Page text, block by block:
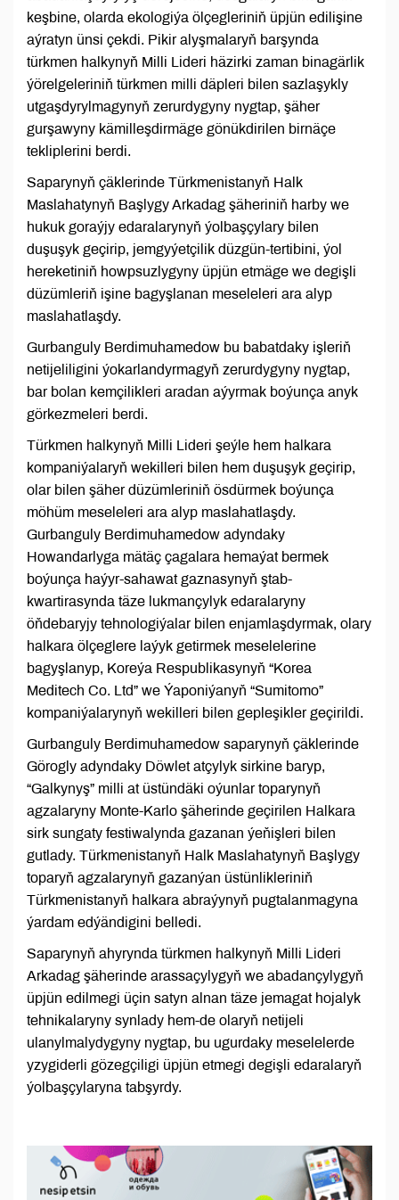
keşbine, olarda ekologiýa ölçegleriniň üpjün edilişine
aýratyn ünsi çekdi. Pikir alyşmalaryň barşynda
türkmen halkynyň Milli Lideri häzirki zaman binagärlik
ýörelgeleriniň türkmen milli däpleri bilen sazlaşykly
utgaşdyrylmagynyň zerurdygyny nygtap, şäher
gurşawyny kämilleşdirmäge gönükdirilen birnäçe
tekliplerini berdi.
Saparynyň çäklerinde Türkmenistanyň Halk
Maslahatynyň Başlygy Arkadag şäheriniň harby we
hukuk goraýjy edaralarynyň ýolbaşçylary bilen
duşuşyk geçirip, jemgyýetçilik düzgün-tertibini, ýol
hereketiniň howpsuzlygyny üpjün etmäge we degişli
düzümleriň işine bagyşlanan meseleleri ara alyp
maslahatlaşdy.
Gurbanguly Berdimuhamedow bu babatdaky işleriň
netijeliligini ýokarlandyrmagyň zerurdygyny nygtap,
bar bolan kemçilikleri aradan aýyrmak boýunça anyk
görkezmeleri berdi.
Türkmen halkynyň Milli Lideri şeýle hem halkara
kompaniýalaryň wekilleri bilen hem duşuşyk geçirip,
olar bilen şäher düzümleriniň ösdürmek boýunça
möhüm meseleleri ara alyp maslahatlaşdy.
Gurbanguly Berdimuhamedow adyndaky
Howandarlyga mätäç çagalara hemaýat bermek
boýunça haýyr-sahawat gaznasynyň ştab-
kwartirasynda täze lukmançylyk edaralaryny
öňdebaryjy tehnologiýalar bilen enjamlaşdyrmak, olary
halkara ölçeglere laýyk getirmek meselelerine
bagyşlanyp, Koreýa Respublikasynyň “Korea
Meditech Co. Ltd” we Ýaponiýanyň “Sumitomo”
kompaniýalarynyň wekilleri bilen gepleşikler geçirildi.
Gurbanguly Berdimuhamedow saparynyň çäklerinde
Görogly adyndaky Döwlet atçylyk sirkine baryp,
“Galkynyş” milli at üstündäki oýunlar toparynyň
agzalaryny Monte-Karlo şäherinde geçirilen Halkara
sirk sungaty festiwalynda gazanan ýeňişleri bilen
gutlady. Türkmenistanyň Halk Maslahatynyň Başlygy
toparyň agzalarynyň gazanýan üstünlikleriniň
Türkmenistanyň halkara abraýynyň pugtalanmagyna
ýardam edýändigini belledi.
Saparynyň ahyrynda türkmen halkynyň Milli Lideri
Arkadag şäherinde arassaçylygyň we abadançylygyň
üpjün edilmegi üçin satyn alnan täze jemagat hojalyk
tehnikalaryny synlady hem-de olaryň netijeli
ulanylmalydygyny nygtap, bu ugurdaky meselelerde
yzygiderli gözegçiligi üpjün etmegi degişli edaralaryň
ýolbaşçylaryna tabşyrdy.